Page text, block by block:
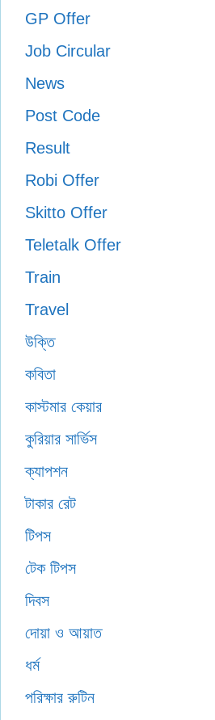
GP Offer
Job Circular
News
Post Code
Result
Robi Offer
Skitto Offer
Teletalk Offer
Train
Travel
উক্তি
কবিতা
কাস্টমার কেয়ার
কুরিয়ার সার্ভিস
ক্যাপশন
টাকার রেট
টিপস
টেক টিপস
দিবস
দোয়া ও আয়াত
ধর্ম
পরিক্ষার রুটিন